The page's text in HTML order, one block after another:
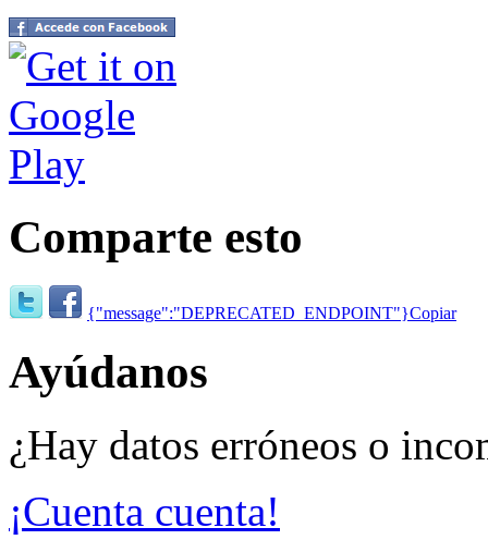
Comparte esto
{"message":"DEPRECATED_ENDPOINT"}Copiar
Ayúdanos
¿Hay datos erróneos o
¡Cuenta cuenta!